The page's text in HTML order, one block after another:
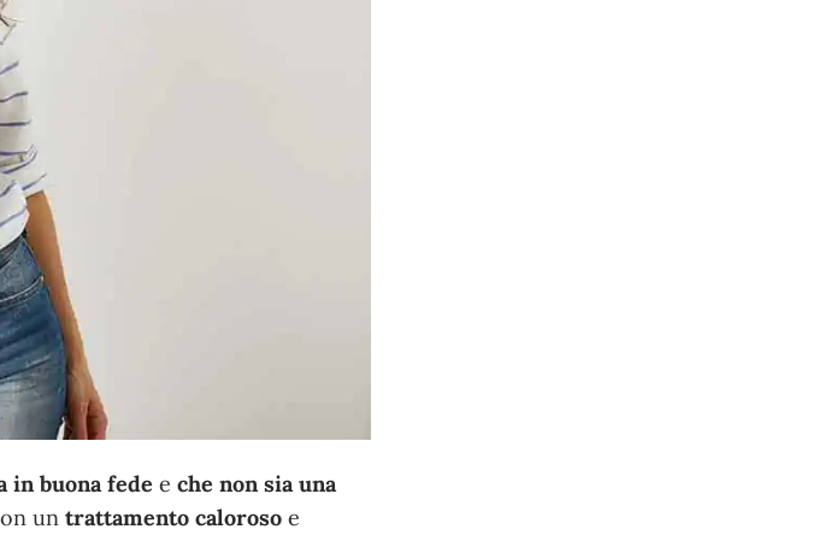
in buona fede eche non sia una
untrattamento caloroso e